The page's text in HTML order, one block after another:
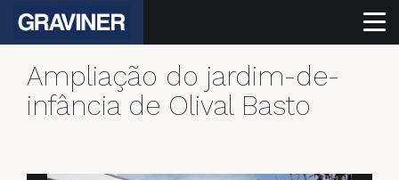
Ampliação do jardim-de-
infância de Olival Basto